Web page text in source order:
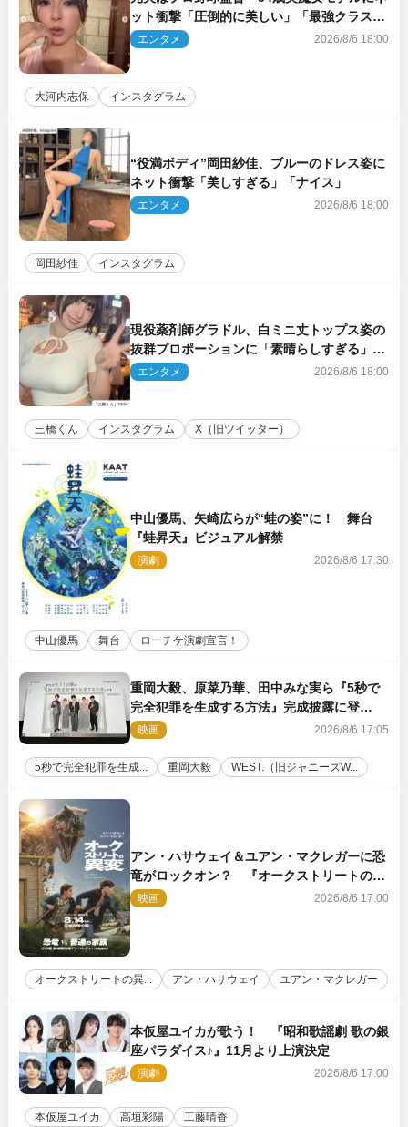
ット衝撃「圧倒的に美しい」「最強クラス」
「うっとり」
エンタメ 2026/8/6 18:00
大河内志保 インスタグラム
“役満ボディ”岡田紗佳、ブルーのドレス姿に
ネット衝撃「美しすぎる」「ナイス」
エンタメ 2026/8/6 18:00
岡田紗佳 インスタグラム
現役薬剤師グラドル、白ミニ丈トップス姿の
抜群プロポーションに「素晴らしすぎる」
「すっっっご！」とネット絶賛
エンタメ 2026/8/6 18:00
三橋くん インスタグラム X（旧ツイッター）
中山優馬、矢崎広らが“蛙の姿”に！ 舞台
『蛙昇天』ビジュアル解禁
演劇 2026/8/6 17:30
中山優馬 舞台 ローチケ演劇宣言！
重岡大毅、原菜乃華、田中みな実ら『5秒で
完全犯罪を生成する方法』完成披露に登
壇！ それぞれのAI活用術も発表
映画 2026/8/6 17:05
5秒で完全犯罪を生成... 重岡大毅 WEST.（旧ジャニーズW...
アン・ハサウェイ＆ユアン・マクレガーに恐
竜がロックオン？ 『オークストリートの異
変』新ビジュアル＆本編映像初解禁
映画 2026/8/6 17:00
オークストリートの異... アン・ハサウェイ ユアン・マクレガー
本仮屋ユイカが歌う！ 『昭和歌謡劇 歌の銀
座パラダイス♪』11月より上演決定
演劇 2026/8/6 17:00
本仮屋ユイカ 高垣彩陽 工藤晴香